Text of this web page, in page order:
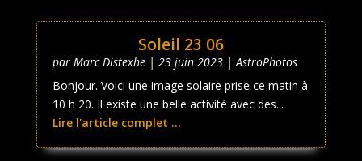
Soleil 23 06
par Marc Distexhe| 23 juin 2023| AstroPhotos
Bonjour. Voici une image solaire prise ce matin à
10 h 20. Il existe une belle activité avec des...
Lire l'article complet ...